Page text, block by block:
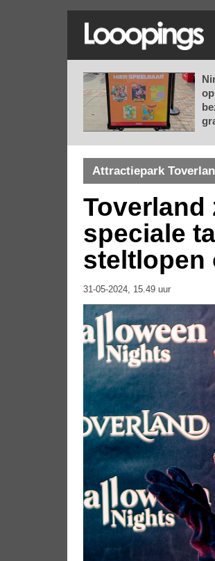
Attractiepark
Toverland
speciale
steltlopen
31-05-2024, 15.49 uur